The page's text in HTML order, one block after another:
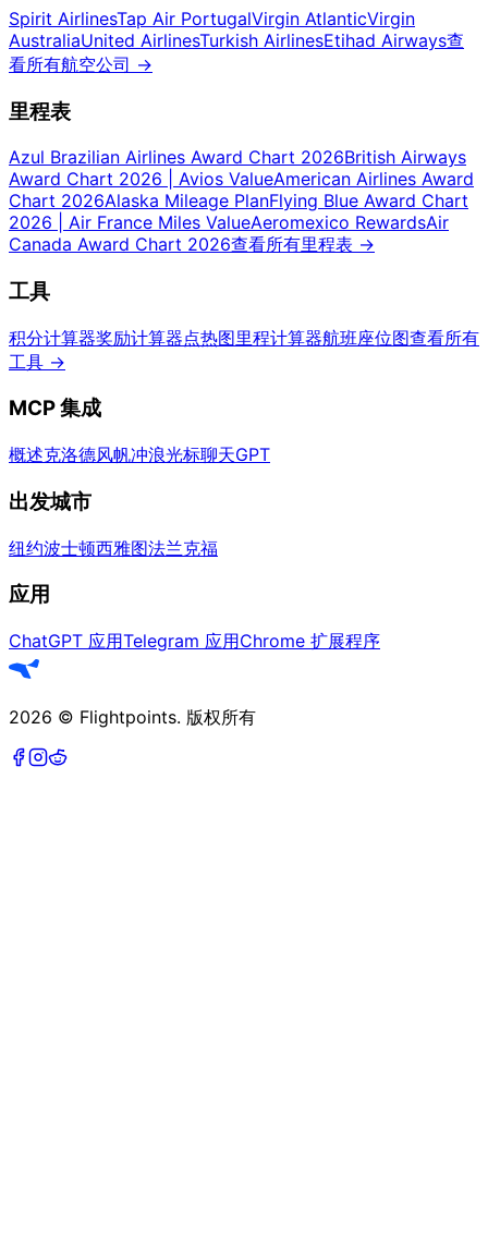
Spirit AirlinesTap Air PortugalVirgin AtlanticVirgin
AustraliaUnited AirlinesTurkish AirlinesEtihad Airways查
看所有航空公司 →
里程表
Azul Brazilian Airlines Award Chart 2026British Airways
Award Chart 2026 | Avios ValueAmerican Airlines Award
Chart 2026Alaska Mileage PlanFlying Blue Award Chart
2026 | Air France Miles ValueAeromexico RewardsAir
Canada Award Chart 2026查看所有里程表 →
工具
积分计算器奖励计算器点热图里程计算器航班座位图查看所有
工具 →
MCP 集成
概述克洛德风帆冲浪光标聊天GPT
出发城市
纽约波士顿西雅图法兰克福
应用
ChatGPT 应用Telegram 应用Chrome 扩展程序
2026 © Flightpoints. 版权所有